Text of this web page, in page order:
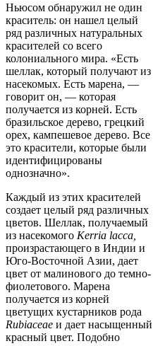
Ньюсом обнаружил не один
краситель: он нашел целый
ряд различных натуральных
красителей со всего
колониального мира. «Есть
шеллак, который получают из
насекомых. Есть марена, —
говорит он, — которая
получается из корней. Есть
бразильское дерево, грецкий
орех, кампешевое дерево. Все
это красители, которые были
идентифицированы
однозначно».
Каждый из этих красителей
создает целый ряд различных
цветов. Шеллак, получаемый
из насекомого Kerria lacca,
произрастающего в Индии и
Юго-Восточной Азии, дает
цвет от малинового до темно-
фиолетового. Марена
получается из корней
цветущих кустарников рода
Rubiaceae и дает насыщенный
красный цвет. Подобно